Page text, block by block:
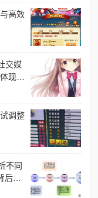
高效
交媒
现了
调整
不同
后的